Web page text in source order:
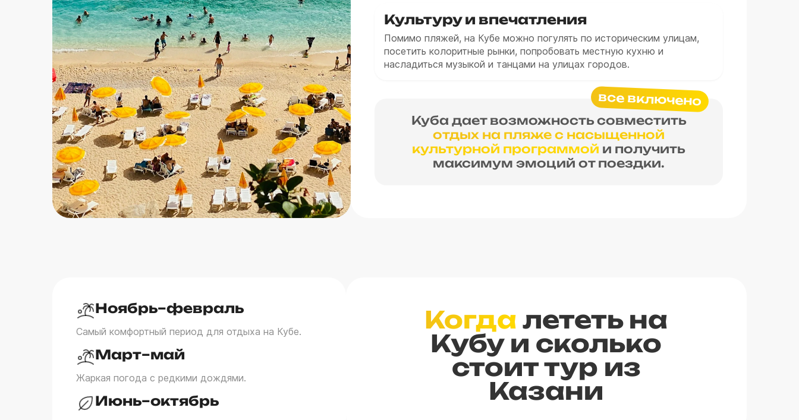
Культуру и впечатления
Помимо пляжей, на Кубе можно погулять по историческим улицам,
посетить колоритные рынки, попробовать местную кухню и
насладиться музыкой и танцами на улицах городов.
все включено
Куба дает возможность совместить
отдых на пляже с насыщенной
культурной программой и получить
максимум эмоций от поездки.
Ноябрь–февраль
Самый комфортный период для отдыха на Кубе.
Март–май
Жаркая погода с редкими дождями.
Июнь–октябрь
Когда лететь на
Кубу и сколько
стоит тур из
Казани